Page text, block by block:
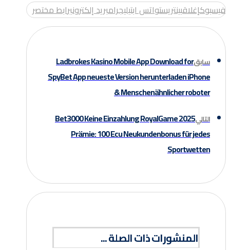
فيسبوكإغلاقبينتريستواتس ابتيليجرامبريد إلكترونيرابط مختصر
سابقLadbrokes Kasino Mobile App Download for
SpyBet App neueste Version herunterladen iPhone
& Menschenähnlicher roboter
التاليBet3000 Keine Einzahlung RoyalGame 2025
Prämie: 100 Ecu Neukundenbonus für jedes
Sportwetten
المنشورات ذات الصلة ...